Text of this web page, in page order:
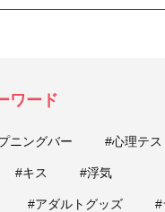
ワード
ニングバー #心理テス
#キス #浮気
#アダルトグッズ #